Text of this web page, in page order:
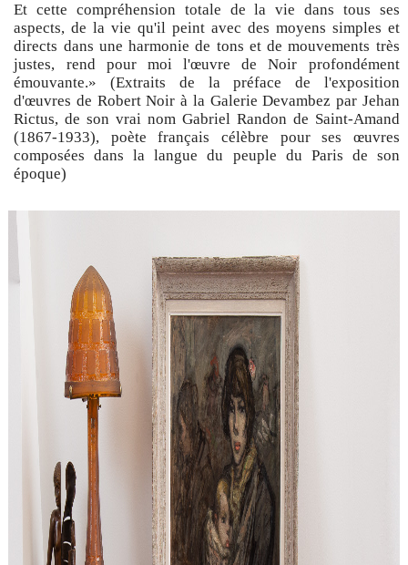
Et cette compréhension totale de la vie dans tous ses
aspects, de la vie qu'il peint avec des moyens simples et
directs dans une harmonie de tons et de mouvements très
justes, rend pour moi l'œuvre de Noir profondément
émouvante.» (Extraits de la préface de l'exposition
d'œuvres de Robert Noir à la Galerie Devambez par Jehan
Rictus, de son vrai nom Gabriel Randon de Saint-Amand
(1867-1933), poète français célèbre pour ses œuvres
composées dans la langue du peuple du Paris de son
époque)